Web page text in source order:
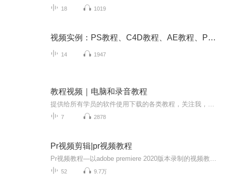
18 1019
视频实例：PS教程、C4D教程、AE教程、PR教程
14 1947
教程视频｜电脑和录音教程
7 2878
Pr视频剪辑|pr视频教程
52 9.7万